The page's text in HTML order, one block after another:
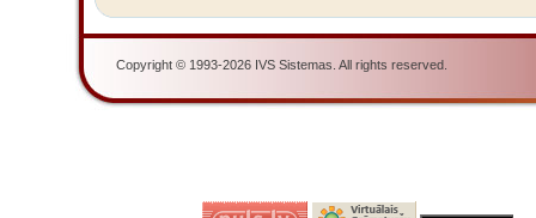
Copyright © 1993-2026 IVS Sistemas. All rights reserved.